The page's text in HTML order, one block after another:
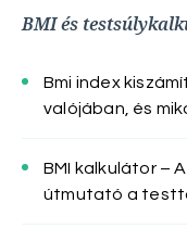
BMI és
Bmi index
valójában, és
BMI kalkulátor –
útmutató a